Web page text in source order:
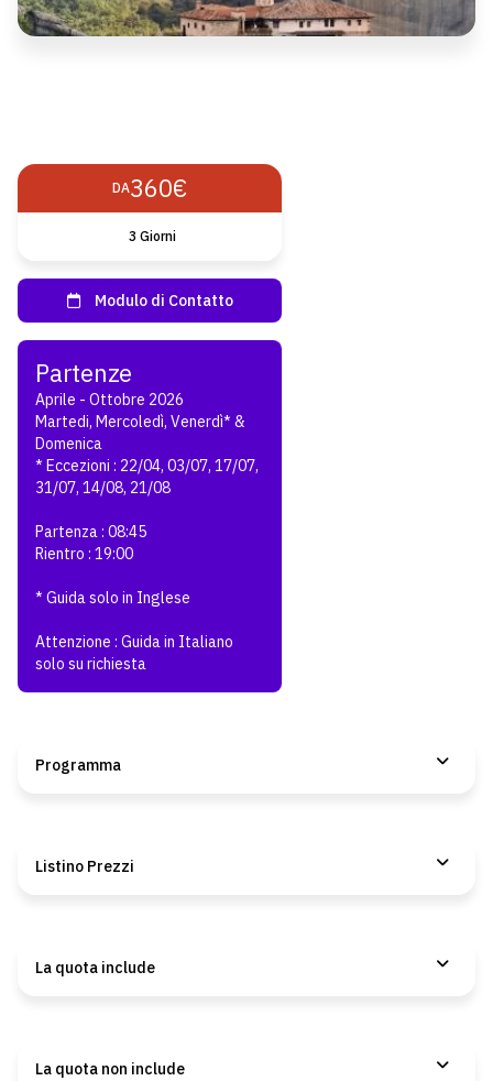
DA360€
3 Giorni
Aprile - Ottobre 2026
Martedi, Mercoledì, Venerdì* &
Domenica
* Eccezioni : 22/04, 03/07, 17/07,
31/07, 14/08, 21/08
Partenza : 08:45
Rientro : 19:00
* Guida solo in Inglese
Attenzione : Guida in Italiano
solo su richiesta
Programma
Listino Prezzi
La quota include
La quota non include